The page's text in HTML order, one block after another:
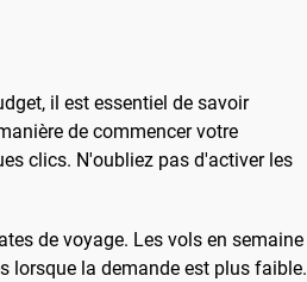
il est essentiel de savoir
de commencer votre
clics. N'oubliez pas d'activer les
de voyage. Les vols en semaine
lorsque la demande est plus faible.